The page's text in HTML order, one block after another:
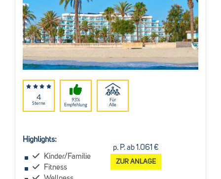
4
Sterne
93%
Empfehlung
Für
Alle
Highlights:
Kinder/Familie
Fitness
p. P. ab 1.061 €
ZUR ANLAGE